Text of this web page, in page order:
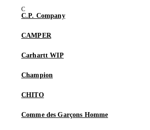
C.P. Company
CAMPER
Carhartt WIP
Champion
CHITO
Comme des Garçons Homme